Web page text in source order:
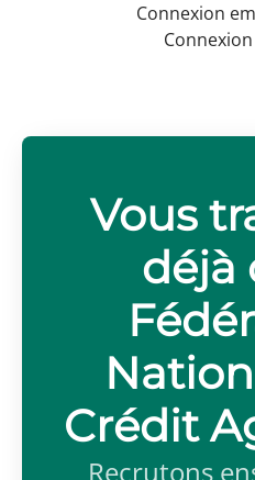
Connexion
Vous
déjà
Crédit
Recrutons